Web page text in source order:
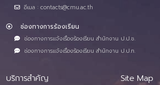
อีเมล : contacts@cmu.ac.th
ช่องทางการร้องเรียน
ช่องทางการแจ้งเรื่องร้องเรียน สำนักงาน ป.ป.ช.
ช่องทางการแจ้งเรื่องร้องเรียน สำนักงาน ป.ป.ท.
บริการสำคัญ Site Map